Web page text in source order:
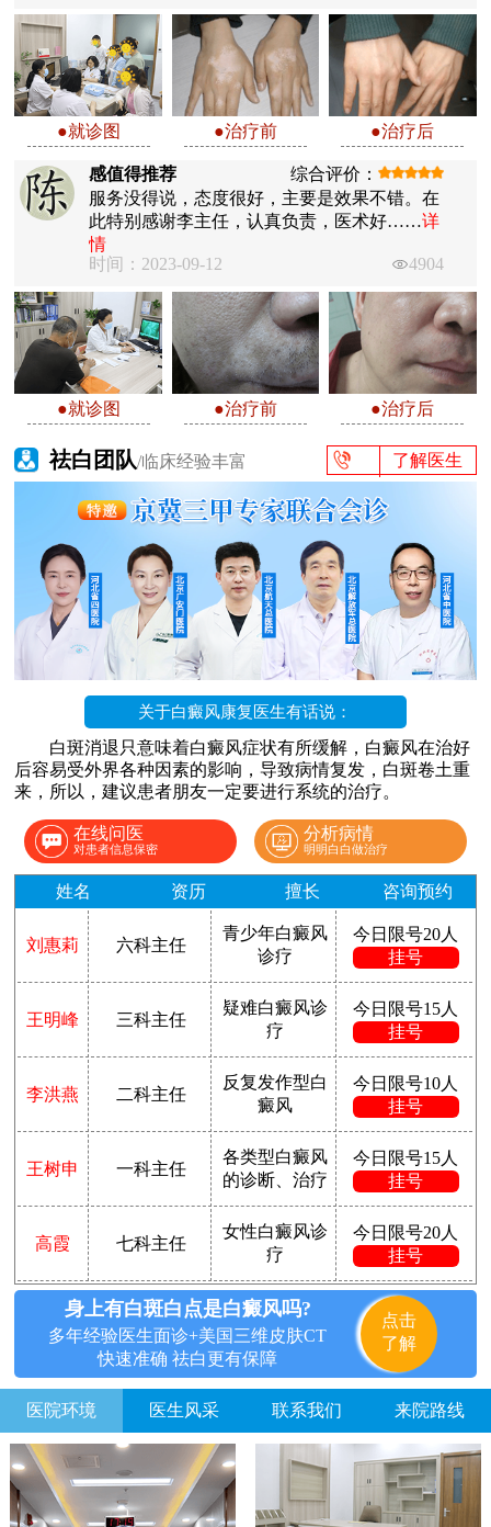
●就诊图 ●治疗前 ●治疗后
感值得推荐
综合评价：
服务没得说，态度很好，主要是效果不错。在
此特别感谢李主任，认真负责，医术好……详
情
时间：2023-09-12
4904
●就诊图 ●治疗前 ●治疗后
祛白团队/临床经验丰富 了解医生
关于白癜风康复医生有话说：
白斑消退只意味着白癜风症状有所缓解，白癜风在治好
后容易受外界各种因素的影响，导致病情复发，白斑卷土重
来，所以，建议患者朋友一定要进行系统的治疗。
在线问医
对患者信息保密
分析病情
明明白白做治疗
姓名 资历 擅长 咨询预约
刘惠莉 六科主任
青少年白癜风
诊疗
今日限号20人
挂号
王明峰 三科主任
疑难白癜风诊
疗
今日限号15人
挂号
李洪燕 二科主任
反复发作型白
癜风
今日限号10人
挂号
王树申 一科主任
各类型白癜风
的诊断、治疗
今日限号15人
挂号
高霞 七科主任
女性白癜风诊
疗
今日限号20人
挂号
身上有白斑白点是白癜风吗?
多年经验医生面诊+美国三维皮肤CT
快速准确 祛白更有保障
点击
了解
医院环境 医生风采 联系我们 来院路线